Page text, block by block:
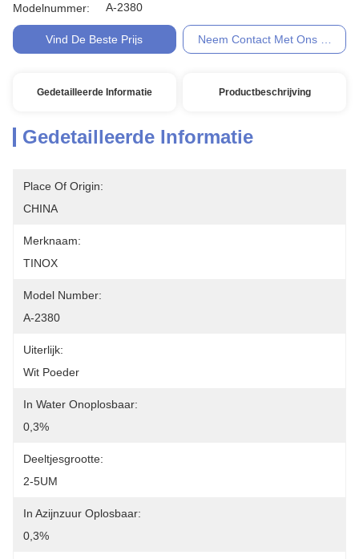
Modelnummer: A-2380
Vind De Beste Prijs Neem Contact Met Ons Op
Gedetailleerde Informatie Productbeschrijving
Gedetailleerde Informatie
Place Of Origin:
CHINA
Merknaam:
TINOX
Model Number:
A-2380
Uiterlijk:
Wit Poeder
In Water Onoplosbaar:
0,3%
Deeltjesgrootte:
2-5UM
In Azijnzuur Oplosbaar:
0,3%